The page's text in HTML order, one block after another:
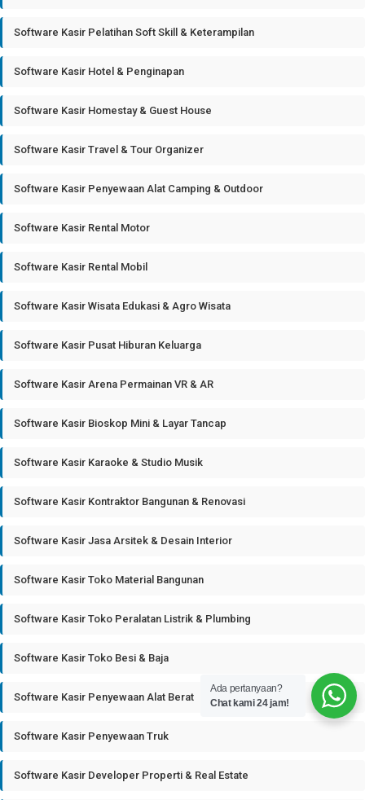
Software Kasir Pelatihan Soft Skill & Keterampilan
Software Kasir Hotel & Penginapan
Software Kasir Homestay & Guest House
Software Kasir Travel & Tour Organizer
Software Kasir Penyewaan Alat Camping & Outdoor
Software Kasir Rental Motor
Software Kasir Rental Mobil
Software Kasir Wisata Edukasi & Agro Wisata
Software Kasir Pusat Hiburan Keluarga
Software Kasir Arena Permainan VR & AR
Software Kasir Bioskop Mini & Layar Tancap
Software Kasir Karaoke & Studio Musik
Software Kasir Kontraktor Bangunan & Renovasi
Software Kasir Jasa Arsitek & Desain Interior
Software Kasir Toko Material Bangunan
Software Kasir Toko Peralatan Listrik & Plumbing
Software Kasir Toko Besi & Baja
Software Kasir Penyewaan Alat Berat
Software Kasir Penyewaan Truk
Software Kasir Developer Properti & Real Estate
Ada pertanyaan?
Chat kami 24 jam!